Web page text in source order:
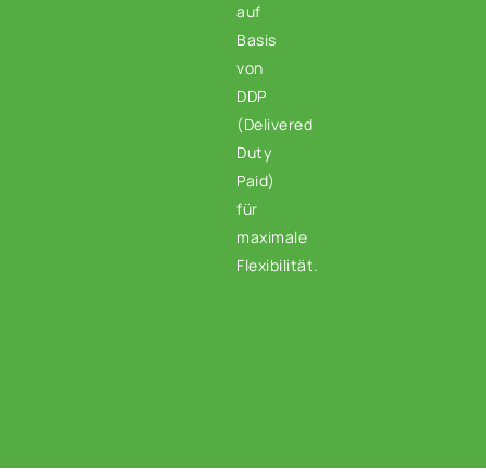
auf
Basis
von
DDP
(Delivered
Duty
Paid)
für
maximale
Flexibilität.